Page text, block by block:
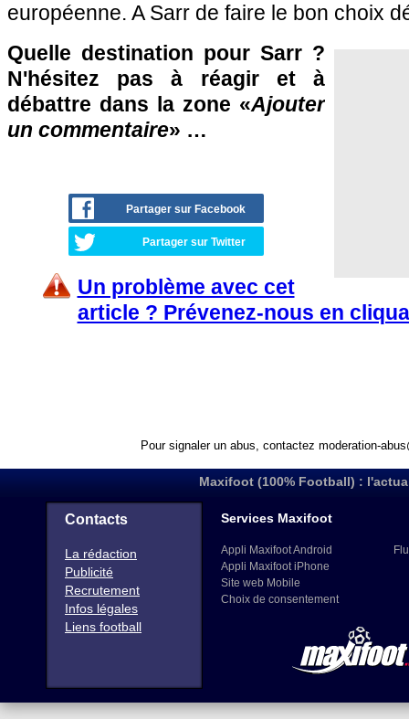
européenne. A Sarr de faire le bon choix
Quelle destination pour Sarr ?
N'hésitez pas à réagir et à
débattre dans la zone «Ajouter
un commentaire» …
Partager sur Facebook
Partager sur Twitter
Un problème avec cet
article ? Prévenez-nous en
Pour signaler un abus, contactez moderation-
Maxifoot (100% Football) :
Contacts
La rédaction
Publicité
Recrutement
Infos légales
Liens football
Services Maxifoot
Appli Maxifoot Android
Appli Maxifoot iPhone
Site web Mobile
Choix de consentement